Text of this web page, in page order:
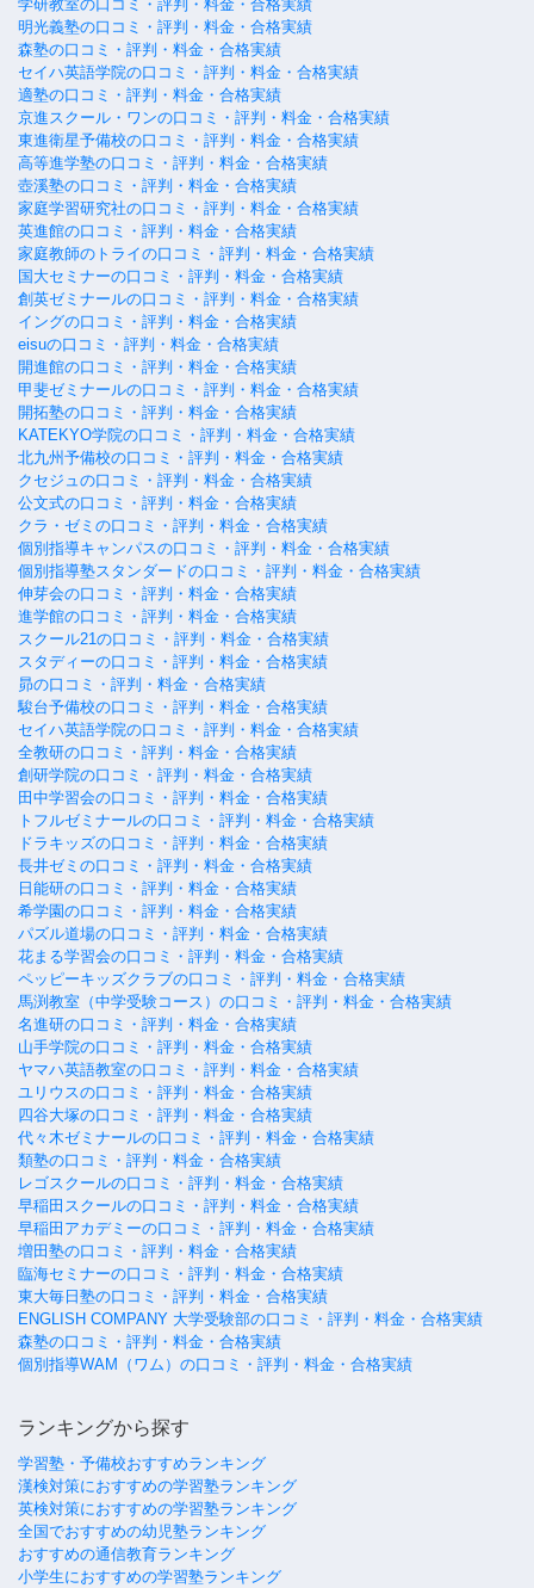
学研教室の口コミ・評判・料金・合格実績
明光義塾の口コミ・評判・料金・合格実績
森塾の口コミ・評判・料金・合格実績
セイハ英語学院の口コミ・評判・料金・合格実績
適塾の口コミ・評判・料金・合格実績
京進スクール・ワンの口コミ・評判・料金・合格実績
東進衛星予備校の口コミ・評判・料金・合格実績
高等進学塾の口コミ・評判・料金・合格実績
壺溪塾の口コミ・評判・料金・合格実績
家庭学習研究社の口コミ・評判・料金・合格実績
英進館の口コミ・評判・料金・合格実績
家庭教師のトライの口コミ・評判・料金・合格実績
国大セミナーの口コミ・評判・料金・合格実績
創英ゼミナールの口コミ・評判・料金・合格実績
イングの口コミ・評判・料金・合格実績
eisuの口コミ・評判・料金・合格実績
開進館の口コミ・評判・料金・合格実績
甲斐ゼミナールの口コミ・評判・料金・合格実績
開拓塾の口コミ・評判・料金・合格実績
KATEKYO学院の口コミ・評判・料金・合格実績
北九州予備校の口コミ・評判・料金・合格実績
クセジュの口コミ・評判・料金・合格実績
公文式の口コミ・評判・料金・合格実績
クラ・ゼミの口コミ・評判・料金・合格実績
個別指導キャンパスの口コミ・評判・料金・合格実績
個別指導塾スタンダードの口コミ・評判・料金・合格実績
伸芽会の口コミ・評判・料金・合格実績
進学館の口コミ・評判・料金・合格実績
スクール21の口コミ・評判・料金・合格実績
スタディーの口コミ・評判・料金・合格実績
昴の口コミ・評判・料金・合格実績
駿台予備校の口コミ・評判・料金・合格実績
セイハ英語学院の口コミ・評判・料金・合格実績
全教研の口コミ・評判・料金・合格実績
創研学院の口コミ・評判・料金・合格実績
田中学習会の口コミ・評判・料金・合格実績
トフルゼミナールの口コミ・評判・料金・合格実績
ドラキッズの口コミ・評判・料金・合格実績
長井ゼミの口コミ・評判・料金・合格実績
日能研の口コミ・評判・料金・合格実績
希学園の口コミ・評判・料金・合格実績
パズル道場の口コミ・評判・料金・合格実績
花まる学習会の口コミ・評判・料金・合格実績
ペッピーキッズクラブの口コミ・評判・料金・合格実績
馬渕教室（中学受験コース）の口コミ・評判・料金・合格実績
名進研の口コミ・評判・料金・合格実績
山手学院の口コミ・評判・料金・合格実績
ヤマハ英語教室の口コミ・評判・料金・合格実績
ユリウスの口コミ・評判・料金・合格実績
四谷大塚の口コミ・評判・料金・合格実績
代々木ゼミナールの口コミ・評判・料金・合格実績
類塾の口コミ・評判・料金・合格実績
レゴスクールの口コミ・評判・料金・合格実績
早稲田スクールの口コミ・評判・料金・合格実績
早稲田アカデミーの口コミ・評判・料金・合格実績
増田塾の口コミ・評判・料金・合格実績
臨海セミナーの口コミ・評判・料金・合格実績
東大毎日塾の口コミ・評判・料金・合格実績
ENGLISH COMPANY 大学受験部の口コミ・評判・料金・合格実績
森塾の口コミ・評判・料金・合格実績
個別指導WAM（ワム）の口コミ・評判・料金・合格実績
ランキングから探す
学習塾・予備校おすすめランキング
漢検対策におすすめの学習塾ランキング
英検対策におすすめの学習塾ランキング
全国でおすすめの幼児塾ランキング
おすすめの通信教育ランキング
小学生におすすめの学習塾ランキング